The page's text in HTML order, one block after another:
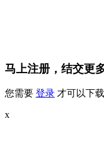
马上注册，结交更
您需要 登录 才可以下
x